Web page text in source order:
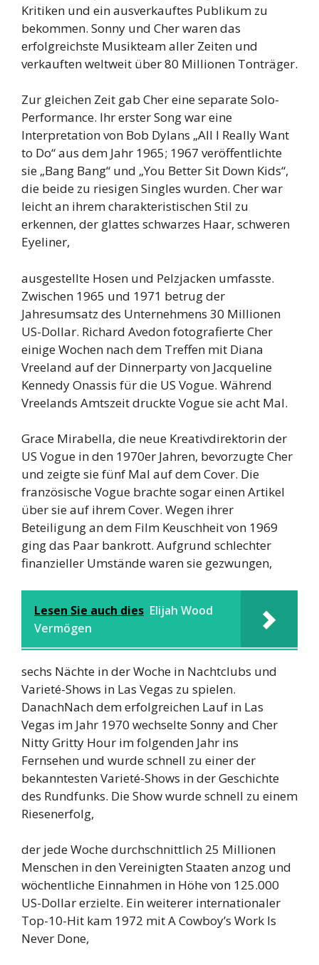
Kritiken und ein ausverkauftes Publikum zu
bekommen. Sonny und Cher waren das
erfolgreichste Musikteam aller Zeiten und
verkauften weltweit über 80 Millionen Tonträger.
Zur gleichen Zeit gab Cher eine separate Solo-
Performance. Ihr erster Song war eine
Interpretation von Bob Dylans „All I Really Want
to Do“ aus dem Jahr 1965; 1967 veröffentlichte
sie „Bang Bang“ und „You Better Sit Down Kids“,
die beide zu riesigen Singles wurden. Cher war
leicht an ihrem charakteristischen Stil zu
erkennen, der glattes schwarzes Haar, schweren
Eyeliner,
ausgestellte Hosen und Pelzjacken umfasste.
Zwischen 1965 und 1971 betrug der
Jahresumsatz des Unternehmens 30 Millionen
US-Dollar. Richard Avedon fotografierte Cher
einige Wochen nach dem Treffen mit Diana
Vreeland auf der Dinnerparty von Jacqueline
Kennedy Onassis für die US Vogue. Während
Vreelands Amtszeit druckte Vogue sie acht Mal.
Grace Mirabella, die neue Kreativdirektorin der
US Vogue in den 1970er Jahren, bevorzugte Cher
und zeigte sie fünf Mal auf dem Cover. Die
französische Vogue brachte sogar einen Artikel
über sie auf ihrem Cover. Wegen ihrer
Beteiligung an dem Film Keuschheit von 1969
ging das Paar bankrott. Aufgrund schlechter
finanzieller Umstände waren sie gezwungen,
Lesen Sie auch dies Elijah Wood
Vermögen
sechs Nächte in der Woche in Nachtclubs und
Varieté-Shows in Las Vegas zu spielen.
DanachNach dem erfolgreichen Lauf in Las
Vegas im Jahr 1970 wechselte Sonny and Cher
Nitty Gritty Hour im folgenden Jahr ins
Fernsehen und wurde schnell zu einer der
bekanntesten Varieté-Shows in der Geschichte
des Rundfunks. Die Show wurde schnell zu einem
Riesenerfolg,
der jede Woche durchschnittlich 25 Millionen
Menschen in den Vereinigten Staaten anzog und
wöchentliche Einnahmen in Höhe von 125.000
US-Dollar erzielte. Ein weiterer internationaler
Top-10-Hit kam 1972 mit A Cowboy’s Work Is
Never Done,